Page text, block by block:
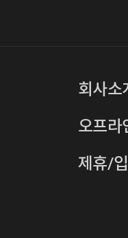
-0149
로14길 12 (신당
회사소
오프라
제휴/